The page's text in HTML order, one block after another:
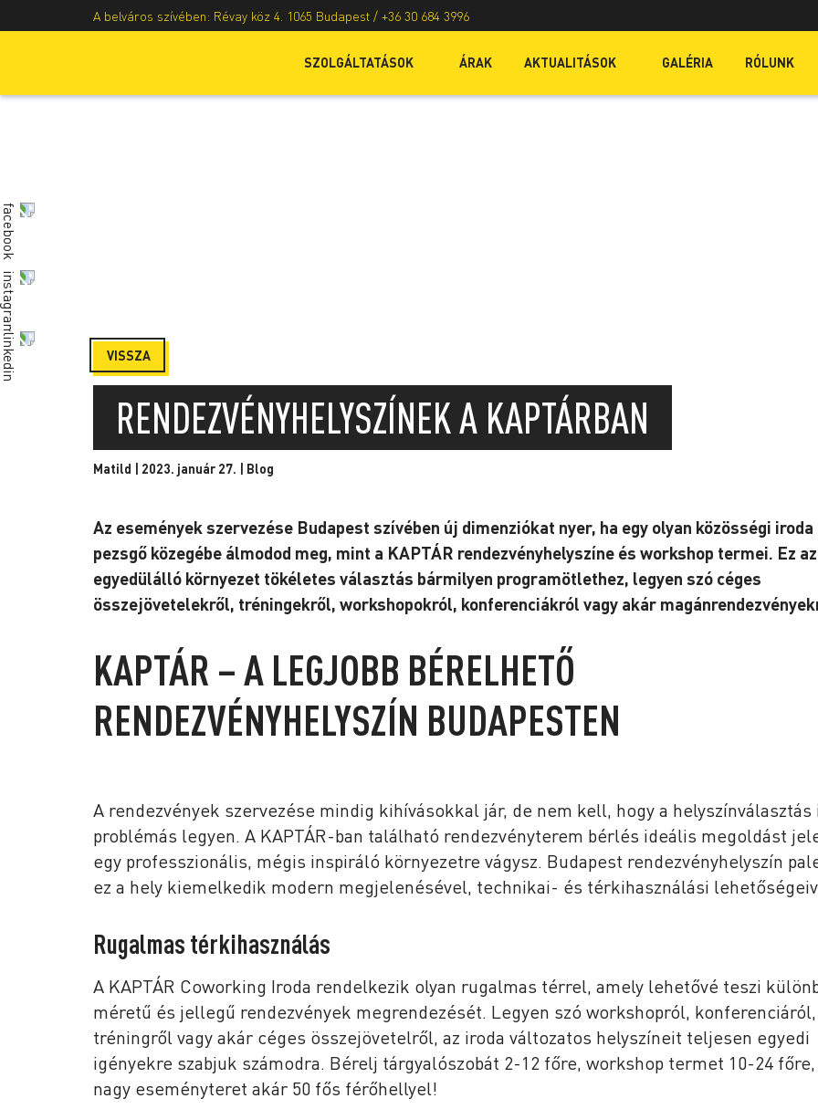
A belváros szívében: Révay köz 4. 1065 Budapest / +36 30 684 3996
SZOLGÁLTATÁSOK ÁRAK AKTUALITÁSOK GALÉRIA RÓLUNK
VISSZA
RENDEZVÉNYHELYSZÍNEK A KAPTÁRBAN
Matild | 2023. január 27. | Blog
Az események szervezése Budapest szívében új dimenziókat nyer, ha egy olyan közösségi iroda
pezsgő közegébe álmodod meg, mint a KAPTÁR rendezvényhelyszíne és workshop termei. Ez az
egyedülálló környezet tökéletes választás bármilyen programötlethez, legyen szó céges
összejövetelekről, tréningekről, workshopokról, konferenciákról vagy akár
KAPTÁR – A LEGJOBB BÉRELHETŐ
RENDEZVÉNYHELYSZÍN BUDAPESTEN
A rendezvények szervezése mindig kihívásokkal jár, de nem kell, hogy a helyszínválasztás
problémás legyen. A KAPTÁR-ban található rendezvényterem bérlés ideális megoldást
egy professzionális, mégis inspiráló környezetre vágysz. Budapest rendezvényhelyszín
ez a hely kiemelkedik modern megjelenésével, technikai- és térkihasználási
Rugalmas térkihasználás
A KAPTÁR Coworking Iroda rendelkezik olyan rugalmas térrel, amely lehetővé teszi
méretű és jellegű rendezvények megrendezését. Legyen szó workshopról, konferenciáról,
tréningről vagy akár céges összejövetelről, az iroda változatos helyszíneit teljesen egyedi
igényekre szabjuk számodra. Bérelj tárgyalószobát 2-12 főre, workshop termet 10-24 főre,
nagy eseményteret akár 50 fős férőhellyel!